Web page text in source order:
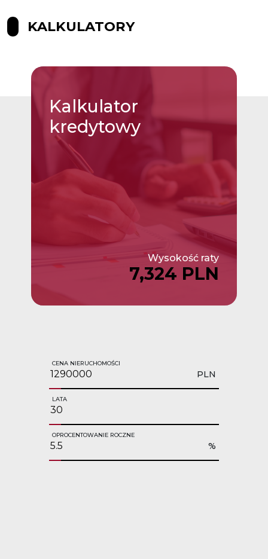
KALKULATORY
Kalkulator
kredytowy
Wysokość raty
7,324 PLN
CENA NIERUCHOMOŚCI
PLN
LATA
OPROCENTOWANIE ROCZNE
%